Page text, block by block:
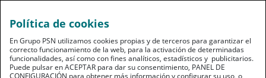
Política de cookies
En Grupo PSN utilizamos cookies propias y de terceros para garantizar el
correcto funcionamiento de la web, para la activación de determinadas
funcionalidades, así como con fines analíticos, estadísticos y publicitarios.
Puede pulsar en ACEPTAR para dar su consentimiento, PANEL DE
CONFIGURACIÓN para obtener más información y configurar su uso, o